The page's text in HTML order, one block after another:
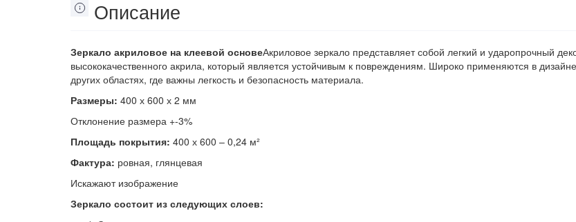
Описание
Зеркало акриловое на клеевой основеАкриловое зеркало представляет собой легкий и ударопрочный
высококачественного акрила, который является устойчивым к повреждениям. Широко применяются в
других областях, где важны легкость и безопасность материала.
Размеры: 400 х 600 х 2 мм
Отклонение размера +-3%
Площадь покрытия: 400 х 600 – 0,24 м²
Фактура: ровная, глянцевая
Искажают изображение
Зеркало состоит из следующих слоев: